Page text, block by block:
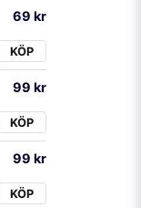
69 kr
KÖP
99 kr
KÖP
99 kr
KÖP